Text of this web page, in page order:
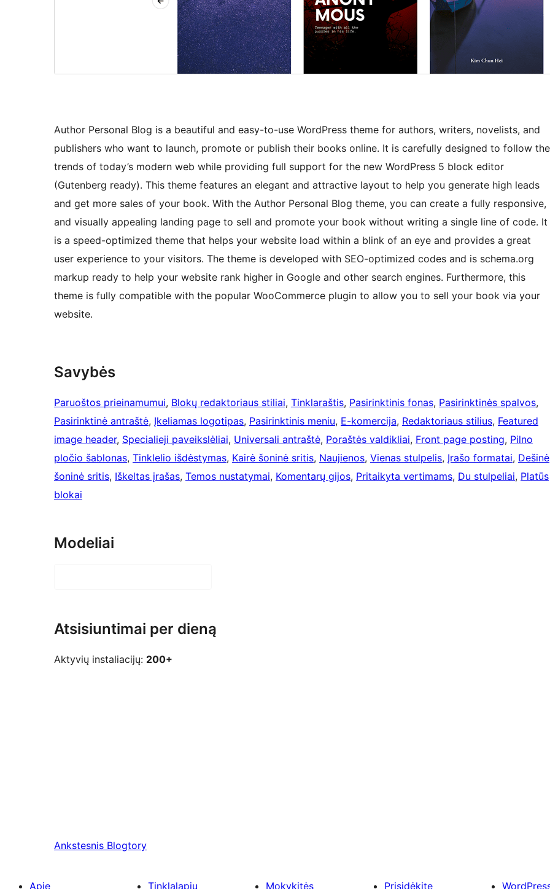
Author Personal Blog is a beautiful and easy-to-use WordPress theme for authors, writers, novelists, and
publishers who want to launch, promote or publish their books online. It is carefully designed to follow the
trends of today’s modern web while providing full support for the new WordPress 5 block editor
(Gutenberg ready). This theme features an elegant and attractive layout to help you generate high leads
and get more sales of your book. With the Author Personal Blog theme, you can create a fully responsive,
and visually appealing landing page to sell and promote your book without writing a single line of code. It
is a speed-optimized theme that helps your website load within a blink of an eye and provides a great
user experience to your visitors. The theme is developed with SEO-optimized codes and is schema.org
markup ready to help your website rank higher in Google and other search engines. Furthermore, this
theme is fully compatible with the popular WooCommerce plugin to allow you to sell your book via your
website.
Savybės
Paruoštos prieinamumui, Blokų redaktoriaus stiliai, Tinklaraštis, Pasirinktinis fonas, Pasirinktinės spalvos
Pasirinktinė antraštė, Įkeliamas logotipas, Pasirinktinis meniu, E-komercija, Redaktoriaus stilius, Featured
image header, Specialieji paveikslėliai, Universali antraštė, Poraštės valdikliai, Front page posting, Pilno
pločio šablonas, Tinklelio išdėstymas, Kairė šoninė sritis, Naujienos, Vienas stulpelis, Įrašo formatai, Dešinė
šoninė sritis, Iškeltas įrašas, Temos nustatymai, Komentarų gijos, Pritaikyta vertimams, Du stulpeliai, Platūs
blokai
Modeliai
Atsisiuntimai per dieną
Aktyvių instaliacijų: 200+
Ankstesnis Blogtory
Apie Tinklalapių Mokykitės Prisidėkite